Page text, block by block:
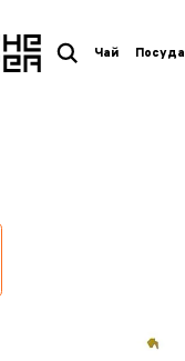
Чай Посуда